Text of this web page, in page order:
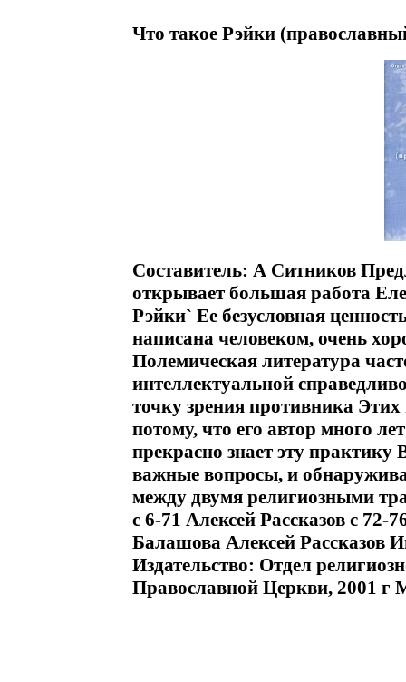
Что такое Рэйки
Составитель: А Ситников
открывает большая работа
Рэйки` Ее безусловная
написана человеком, очень
Полемическая литература
интеллектуальной
точку зрения противника Этих
потому, что его автор много
прекрасно знает эту практику
важные вопросы, и
между двумя религиозными
c 6-71 Алексей Рассказов c
Балашова Алексей Рассказов
Издательство: Отдел
Православной Церкви, 2001 г